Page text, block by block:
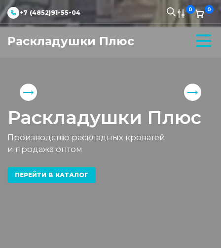
+7 (4852)91-55-04 0 0
Раскладушки Плюс
Раскладушки Плюс
Производство раскладных кроватей
и продажа оптом
ПЕРЕЙТИ В КАТАЛОГ